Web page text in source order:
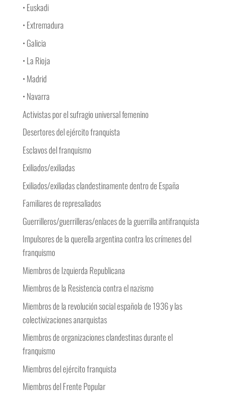
• Euskadi
• Extremadura
• Galicia
• La Rioja
• Madrid
• Navarra
Activistas por el sufragio universal femenino
Desertores del ejército franquista
Esclavos del franquismo
Exiliados/exiliadas
Exiliados/exiliadas clandestinamente dentro de España
Familiares de represaliados
Guerrilleros/guerrilleras/enlaces de la guerrilla antifranquista
Impulsores de la querella argentina contra los crímenes del
franquismo
Miembros de Izquierda Republicana
Miembros de la Resistencia contra el nazismo
Miembros de la revolución social española de 1936 y las
colectivizaciones anarquistas
Miembros de organizaciones clandestinas durante el
franquismo
Miembros del ejército franquista
Miembros del Frente Popular